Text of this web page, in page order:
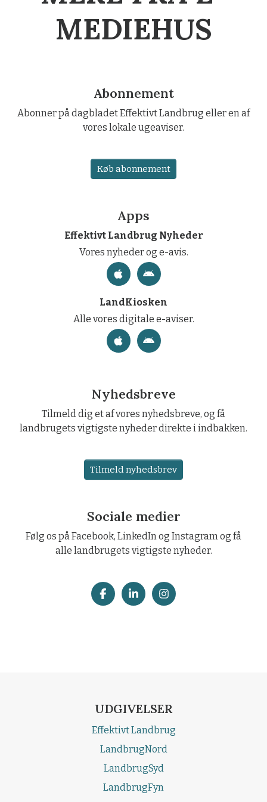
MEDIEHUS
Abonnement
Abonner på dagbladet Effektivt Landbrug eller en af
vores lokale ugeaviser.
Køb abonnement
Apps
Effektivt Landbrug Nyheder
Vores nyheder og e-avis.
LandKiosken
Alle vores digitale e-aviser.
Nyhedsbreve
Tilmeld dig et af vores nyhedsbreve, og få
landbrugets vigtigste nyheder direkte i indbakken.
Tilmeld nyhedsbrev
Sociale medier
Følg os på Facebook, LinkedIn og Instagram og få
alle landbrugets vigtigste nyheder.
UDGIVELSER
Effektivt Landbrug
LandbrugNord
LandbrugSyd
LandbrugFyn